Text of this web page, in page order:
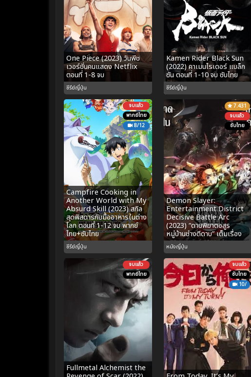
One Piece (2023) วันพีช
เวอร์ชั่นคนแสดง Netflix
ตอนที่ 1-8 จบ
ซีรีย์ญี่ปุ่น
Kamen Rider Black Sun
(2022) คาเมนไรเดอร์ แบล็ก
ซัน ตอนที่ 1-10 จบ ซับไทย
ซีรีย์ญี่ปุ่น
จบแล้ว
พากย์ไทย
8/12
Campfire Cooking in
Another World with My
Absurd Skill (2023) สกิล
สุดพิสดารกับมื้ออาหารในต่าง
โลก ตอนที่ 1-12 จบ พากย์
ไทย+ซับไทย
ซีรีย์ญี่ปุ่น
7.431
จบแล้ว
ซับไทย
Demon Slayer:
Entertainment District
Decisive Battle Arc
(2023) “ดาบพิฆาตอสูร
หมู่บ้านช่างตีดาบ” เต็มเรื่อง
หนังญี่ปุ่น
จบแล้ว
พากย์ไทย
Fullmetal Alchemist the
จบแล้ว
ซับไทย
10/